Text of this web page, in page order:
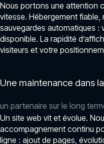
Nous portons une attention
vitesse. Hébergement fiable,
sauvegardes automatiques
disponible. La rapidité
visiteurs et votre
Une maintenance dans
un partenaire sur le long
Un site web vit et évolue.
accompagnement continu
ligne : ajout de pages,